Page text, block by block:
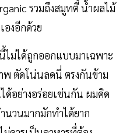
รวมถึงสมูทตี้ น้ำผลไม้
งอีกด้วย
ไม่ได้ถูกออกแบบมาเฉพาะ
ตัดโน่นลดนี่ ตรงกันข้าม
ด้อย่างอร่อยเช่นกัน ผมคิด
วนมากมักทำได้ยาก